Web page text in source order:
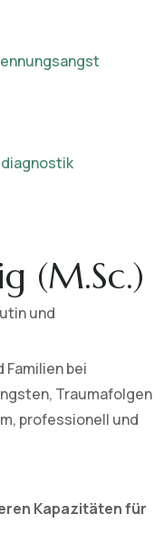
(M.Sc.)
und
Familien bei
Traumafolgen
professionell und
Kapazitäten für